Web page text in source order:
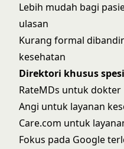
Lebih mudah bagi
ulasan
Kurang formal
kesehatan
Direktori khusus
RateMDs untuk dokter
Angi untuk layanan
Care.com untuk
Fokus pada Google